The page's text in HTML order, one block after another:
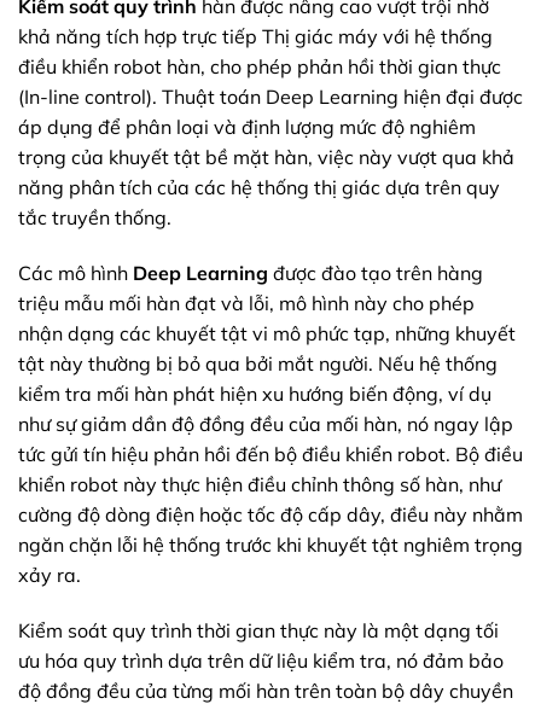
Kiểm soát quy trình hàn được nâng cao vượt trội nhờ
khả năng tích hợp trực tiếp Thị giác máy với hệ thống
điều khiển robot hàn, cho phép phản hồi thời gian thực
(In-line control). Thuật toán Deep Learning hiện đại được
áp dụng để phân loại và định lượng mức độ nghiêm
trọng của khuyết tật bề mặt hàn, việc này vượt qua khả
năng phân tích của các hệ thống thị giác dựa trên quy
tắc truyền thống.
Các mô hình Deep Learning được đào tạo trên hàng
triệu mẫu mối hàn đạt và lỗi, mô hình này cho phép
nhận dạng các khuyết tật vi mô phức tạp, những khuyết
tật này thường bị bỏ qua bởi mắt người. Nếu hệ thống
kiểm tra mối hàn phát hiện xu hướng biến động, ví dụ
như sự giảm dần độ đồng đều của mối hàn, nó ngay lập
tức gửi tín hiệu phản hồi đến bộ điều khiển robot. Bộ điều
khiển robot này thực hiện điều chỉnh thông số hàn, như
cường độ dòng điện hoặc tốc độ cấp dây, điều này nhằm
ngăn chặn lỗi hệ thống trước khi khuyết tật nghiêm trọng
xảy ra.
Kiểm soát quy trình thời gian thực này là một dạng tối
ưu hóa quy trình dựa trên dữ liệu kiểm tra, nó đảm bảo
độ đồng đều của từng mối hàn trên toàn bộ dây chuyền